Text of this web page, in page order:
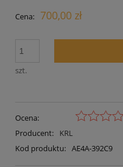
Cena: 700,00 zł
szt.
Ocena:
Producent:
KRL
Kod produktu: AE4A-392C9